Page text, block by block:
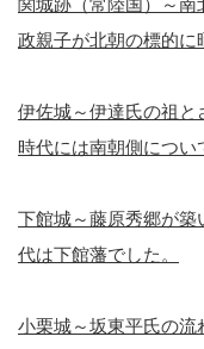
政親子が北朝の標的に
伊佐城～伊達氏の祖と
時代には南朝側につい
下館城～藤原秀郷が
代は下館藩でした。
小栗城～坂東平氏の